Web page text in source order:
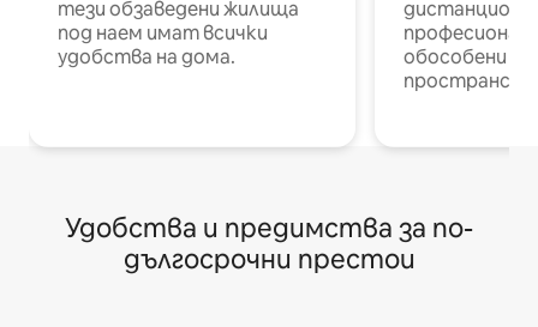
тези обзаведени жилища
под наем имат всички
удобства на дома.
обособени
Удобства и предимства за по-
дългосрочни престои